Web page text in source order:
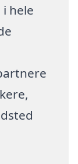
hele